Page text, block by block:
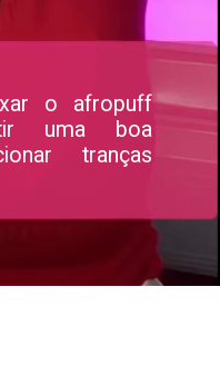
o afropuff
uma boa
tranças